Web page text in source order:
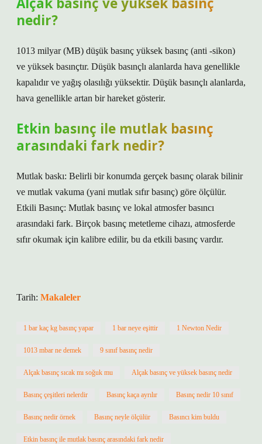
nedir?
1013 milyar (MB) düşük basınç yüksek basınç (anti -sikon)
ve yüksek basınçtır. Düşük basınçlı alanlarda hava genellikle
kapalıdır ve yağış olasılığı yüksektir. Düşük basınçlı alanlarda,
hava genellikle artan bir hareket gösterir.
Etkin basınç ile mutlak basınç
arasındaki fark nedir?
Mutlak baskı: Belirli bir konumda gerçek basınç olarak bilinir
ve mutlak vakuma (yani mutlak sıfır basınç) göre ölçülür.
Etkili Basınç: Mutlak basınç ve lokal atmosfer basıncı
arasındaki fark. Birçok basınç metetleme cihazı, atmosferde
sıfır okumak için kalibre edilir, bu da etkili basınç vardır.
Tarih: Makaleler
1 bar kaç kg basınç yapar 1 bar neye eşittir 1 Newton Nedir
1013 mbar ne demek 9 sınıf basınç nedir
Alçak basınç sıcak mı soğuk mu Alçak basınç ve yüksek basınç nedir
Basınç çeşitleri nelerdir Basınç kaça ayrılır Basınç nedir 10 sınıf
Basınç nedir örnek Basınç neyle ölçülür Basıncı kim buldu
Etkin basınç ile mutlak basınç arasındaki fark nedir